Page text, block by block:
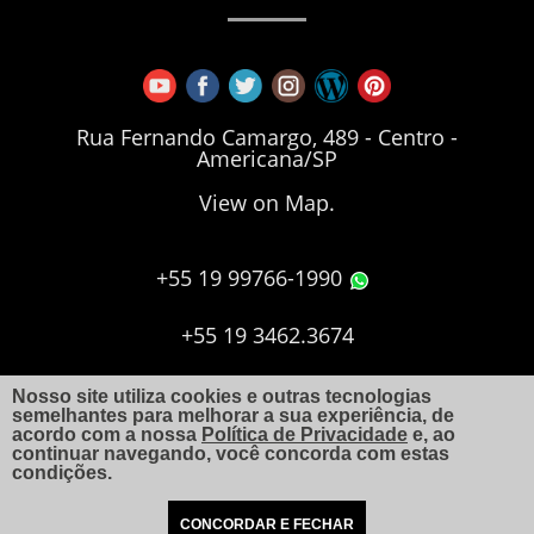
Rua Fernando Camargo, 489 - Centro -
Americana/SP
View on Map.
+55 19 99766-1990
+55 19 3462.3674
+55 19 3406.7173
aquiles@arquitetoaquiles.com.br
Nosso site utiliza cookies e outras tecnologias
semelhantes para melhorar a sua experiência, de
acordo com a nossa Política de Privacidade e, ao
continuar navegando, você concorda com estas
condições.
CONCORDAR E FECHAR